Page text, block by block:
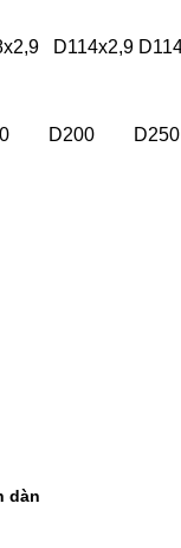
D114x2,9
D200 D250
dàn